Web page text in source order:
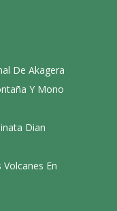
De Akagera
Y Mono
Dian
En